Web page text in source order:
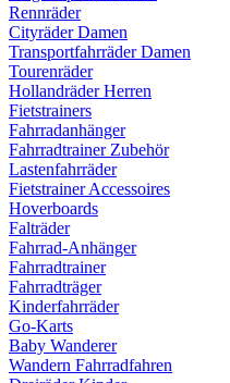
Rennräder
Cityräder Damen
Transportfahrräder Damen
Tourenräder
Hollandräder Herren
Fietstrainers
Fahrradanhänger
Fahrradtrainer Zubehör
Lastenfahrräder
Fietstrainer Accessoires
Hoverboards
Falträder
Fahrrad-Anhänger
Fahrradtrainer
Fahrradträger
Kinderfahrräder
Go-Karts
Baby Wanderer
Wandern Fahrradfahren